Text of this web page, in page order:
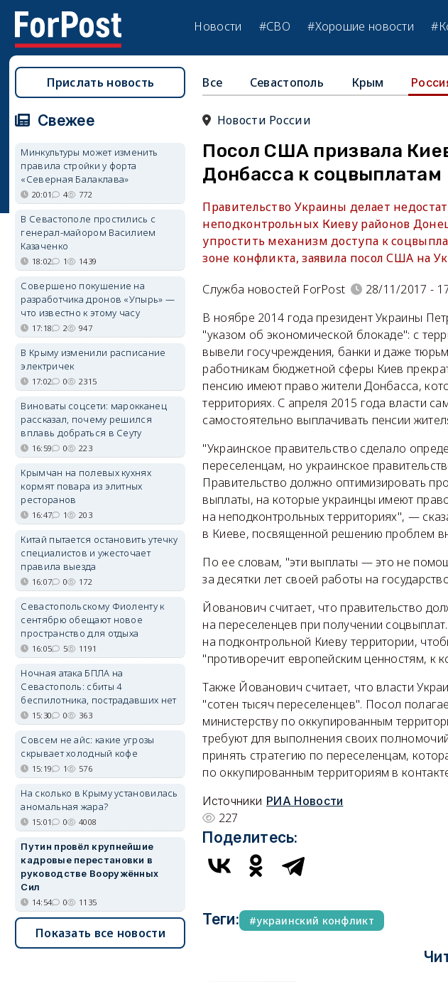
Новости #СВО #Хорошие новости
Все Севастополь Крым
Новости России
Посол США призвала
Донбасса к соцвыплатам
Правительство Украины делает
неподконтрольных Киеву районов
упростить механизм доступа к
зоне конфликта, заявила посол США на
Служба новостей ForPost
28/11/2017 -
В ноябре 2014 года президент Украины
"указом об экономической блокаде": с
вывели госучреждения, банки и даже
работникам бюджетной сферы Киев
пенсию имеют право жители Донбасса,
территориях. С апреля 2015 года власти
самостоятельно выплачивать пенсии
"Украинское правительство сделало
переселенцам, но украинское
Правительство должно оптимизировать
выплаты, на которые украинцы имеют
на неподконтрольных территориях", —
в Киеве, посвященной решению проблем
По ее словам, "эти выплаты — это не
за десятки лет своей работы на
Йованович считает, что правительство
на переселенцев при получении
на подконтрольной Киеву территории,
"противоречит европейским ценностям, к
Также Йованович считает, что власти
"сотен тысяч переселенцев". Посол
министерству по оккупированным
требуют для выполнения своих
принять стратегию по переселенцам,
по оккупированным территориям в
Источники РИА Новости
227
Поделитесь:
Теги: украинский конфликт
Прислать новость
Свежее
Минкультуры может изменить
правила стройки у форта
«Северная Балаклава»
20:01 4 772
В Севастополе простились с
генерал-майором Василием
Казаченко
18:02 1 1439
Совершено покушение на
разработчика дронов «Упырь» —
что известно к этому часу
17:18 2 947
В Крыму изменили расписание
электричек
17:02 0 2315
Виноваты соцсети: марокканец
рассказал, почему решился
вплавь добраться в Сеуту
16:59 0 223
Крымчан на полевых кухнях
кормят повара из элитных
ресторанов
16:47 1 203
Китай пытается остановить утечку
специалистов и ужесточает
правила выезда
16:07 0 172
Севастопольскому Фиоленту к
сентябрю обещают новое
пространство для отдыха
16:05 5 1191
Ночная атака БПЛА на
Севастополь: сбиты 4
беспилотника, пострадавших нет
15:30 0 363
Совсем не айс: какие угрозы
скрывает холодный кофе
15:19 1 576
На сколько в Крыму установилась
аномальная жара?
15:01 0 4008
Путин провёл крупнейшие
кадровые перестановки в
руководстве Вооружённых
Сил
14:54 0 1135
Показать все новости